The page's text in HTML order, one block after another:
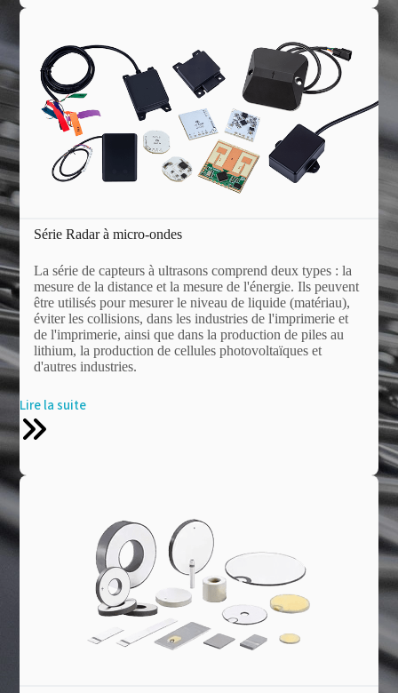
Série Radar à micro-ondes
La série de capteurs à ultrasons comprend deux types : la
mesure de la distance et la mesure de l'énergie. Ils peuvent
être utilisés pour mesurer le niveau de liquide (matériau),
éviter les collisions, dans les industries de l'imprimerie et
de l'imprimerie, ainsi que dans la production de piles au
lithium, la production de cellules photovoltaïques et
d'autres industries.
Lire la suite